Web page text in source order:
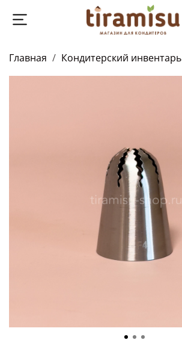
Главная Кондитерский инвентарь